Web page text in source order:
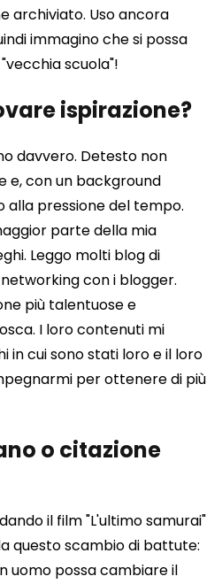
archiviato. Uso ancora
immagino che si possa
scuola"!
ispirazione?
davvero. Detesto non
e, con un background
alla pressione del tempo.
parte della mia
Leggo molti blog di
con i blogger.
più talentuose e
I loro contenuti mi
in cui sono stati loro e il loro
per ottenere di più
o citazione
il film "L'ultimo samurai"
questo scambio di battute:
uomo possa cambiare il